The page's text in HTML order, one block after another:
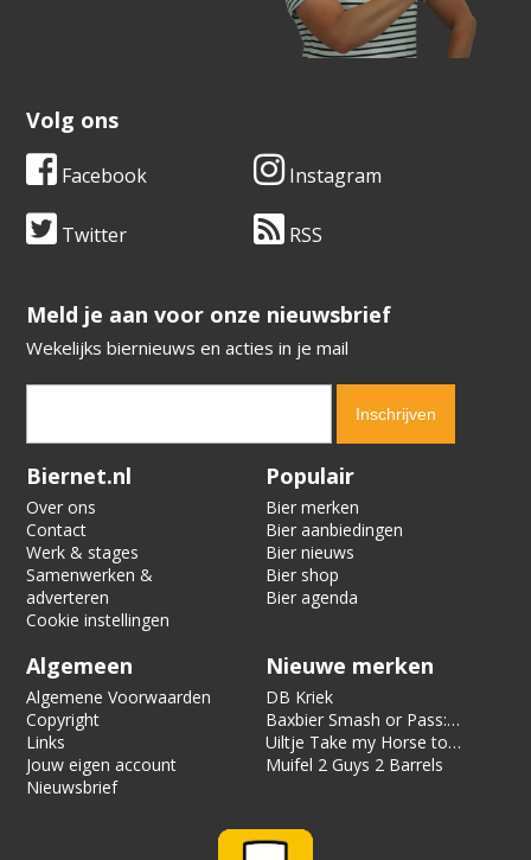
Volg ons
Facebook Instagram
Twitter RSS
​​​​​​​Meld je aan voor onze nieuwsbrief
Wekelijks biernieuws en acties in je mail
Verification code:
Biernet.nl
Over ons
Contact
Werk & stages
Samenwerken &
adverteren
Cookie instellingen
Populair
Bier merken
Bier aanbiedingen
Bier nieuws
Bier shop
Bier agenda
Algemeen
Algemene Voorwaarden
Copyright
Links
Jouw eigen account
Nieuwsbrief
Nieuwe merken
DB Kriek
Baxbier Smash or Pass:
Strata
Uiltje Take my Horse to
the Hotel Room
Muifel 2 Guys 2 Barrels